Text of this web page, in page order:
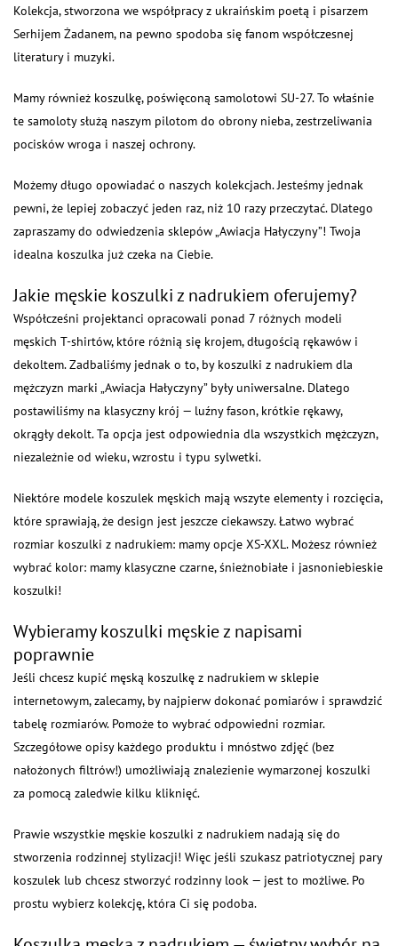
Kolekcja, stworzona we współpracy z ukraińskim poetą i pisarzem
Serhijem Żadanem, na pewno spodoba się fanom współczesnej
literatury i muzyki.
Mamy również koszulkę, poświęconą samolotowi SU-27. To właśnie
te samoloty służą naszym pilotom do obrony nieba, zestrzeliwania
pocisków wroga i naszej ochrony.
Możemy długo opowiadać o naszych kolekcjach. Jesteśmy jednak
pewni, że lepiej zobaczyć jeden raz, niż 10 razy przeczytać. Dlatego
zapraszamy do odwiedzenia sklepów „Awiacja Hałyczyny”! Twoja
idealna koszulka już czeka na Ciebie.
Jakie męskie koszulki z nadrukiem oferujemy?
Współcześni projektanci opracowali ponad 7 różnych modeli
męskich T-shirtów, które różnią się krojem, długością rękawów i
dekoltem. Zadbaliśmy jednak o to, by koszulki z nadrukiem dla
mężczyzn marki „Awiacja Hałyczyny” były uniwersalne. Dlatego
postawiliśmy na klasyczny krój — luźny fason, krótkie rękawy,
okrągły dekolt. Ta opcja jest odpowiednia dla wszystkich mężczyzn,
niezależnie od wieku, wzrostu i typu sylwetki.
Niektóre modele koszulek męskich mają wszyte elementy i rozcięcia,
które sprawiają, że design jest jeszcze ciekawszy. Łatwo wybrać
rozmiar koszulki z nadrukiem: mamy opcje XS-XXL. Możesz również
wybrać kolor: mamy klasyczne czarne, śnieżnobiałe i jasnoniebieskie
koszulki!
Wybieramy koszulki męskie z napisami
poprawnie
Jeśli chcesz kupić męską koszulkę z nadrukiem w sklepie
internetowym, zalecamy, by najpierw dokonać pomiarów i sprawdzić
tabelę rozmiarów. Pomoże to wybrać odpowiedni rozmiar.
Szczegółowe opisy każdego produktu i mnóstwo zdjęć (bez
nałożonych filtrów!) umożliwiają znalezienie wymarzonej koszulki
za pomocą zaledwie kilku kliknięć.
Prawie wszystkie męskie koszulki z nadrukiem nadają się do
stworzenia rodzinnej stylizacji! Więc jeśli szukasz patriotycznej pary
koszulek lub chcesz stworzyć rodzinny look — jest to możliwe. Po
prostu wybierz kolekcję, która Ci się podoba.